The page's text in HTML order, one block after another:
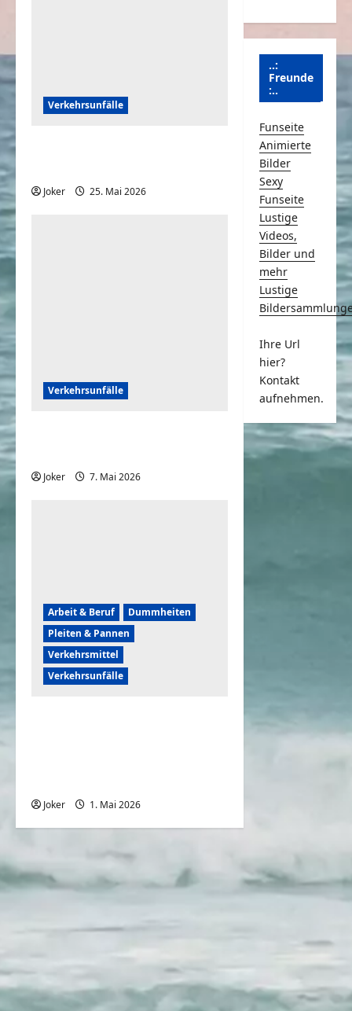
Verkehrsunfälle
Joker 25. Mai 2026
Verkehrsunfälle
Joker 7. Mai 2026
Arbeit & Beruf
Dummheiten
Pleiten & Pannen
Verkehrsmittel
Verkehrsunfälle
Joker 1. Mai 2026
..:
Freunde
:..
Funseite
Animierte
Bilder
Sexy
Funseite
Lustige
Videos,
Bilder und
mehr
Lustige
Ihre Url
hier?
Kontakt
aufnehmen.